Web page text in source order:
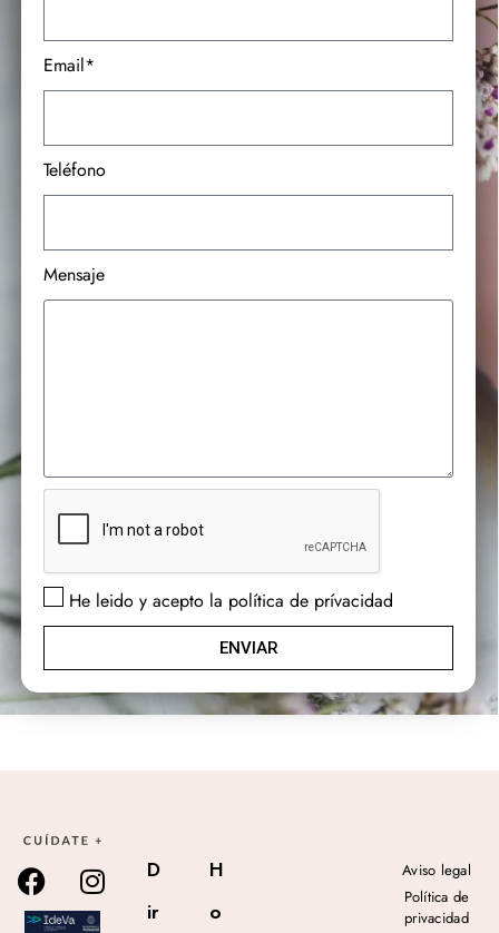
Email*
Teléfono
Mensaje
He leido y acepto la política de prívacidad
ENVIAR
D
ir
H
o
Aviso legal
Política de
privacidad